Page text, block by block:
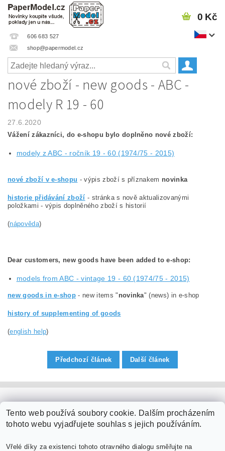
606 683 527
shop@papermodel.cz
0 Kč
nové zboží - new goods - ABC -
modely R 19 - 60
27.6.2020
Vážení zákazníci, do e-shopu bylo doplněno nové zboží:
modely z ABC - ročník 19 - 60 (1974/75 - 2015)
nové zboží v e-shopu - výpis zboží s příznakem novinka
historie přidávání zboží - stránka s nově aktualizovanými
položkami - výpis doplněného zboží s historií
(nápověda)
Dear customers, new goods have been added to e-shop:
models from ABC - vintage 19 - 60 (1974/75 - 2015)
new goods in e-shop - new items " novinka" (news) in e-shop
history of supplementing of goods
(english help)
Předchozí článek Další článek
Tento web používá soubory cookie. Dalším procházením
tohoto webu vyjadřujete souhlas s jejich používáním.
Vřelé díky za existenci tohoto otravného dialogu směřujte na